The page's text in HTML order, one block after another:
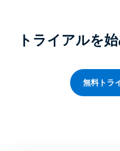
トライアルを
無料トラ